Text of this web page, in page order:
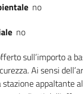
no
no
sull’importo a
Ai sensi
appaltante